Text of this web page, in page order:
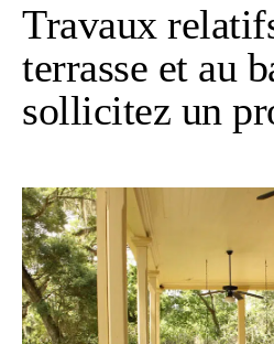
Travaux
terrasse et au
sollicitez un